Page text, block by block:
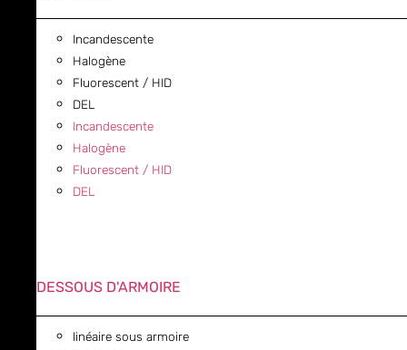
Incandescente
Halogène
Fluorescent / HID
DEL
Incandescente
Halogène
Fluorescent / HID
DEL
DESSOUS D'ARMOIRE
linéaire sous armoire